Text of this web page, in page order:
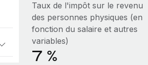
Taux de l'impôt sur le revenu
des personnes physiques (en
fonction du salaire et autres
variables)
7 %